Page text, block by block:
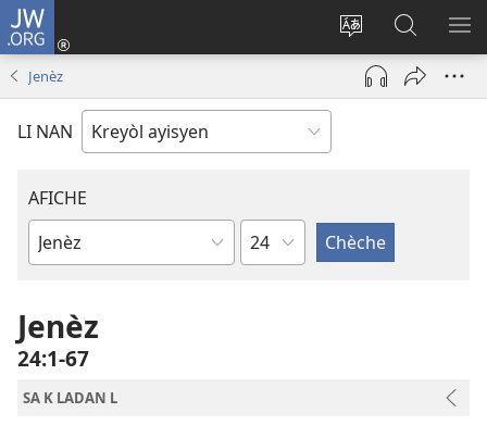
JW.ORG
Chanje
lang
sit
Konekte
(opens
window)
Fè
rechèch
sou
Jenèz
LI NAN
AFICHE
Liv
chapit
Jenèz
24​:​1-67
SA K LADAN L